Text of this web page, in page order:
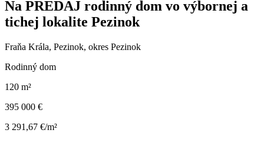
Na PREDAJ rodinný dom vo výbornej a
tichej lokalite Pezinok
Fraňa Krála, Pezinok, okres Pezinok
Rodinný dom
120 m²
395 000 €
3 291,67 €/m²